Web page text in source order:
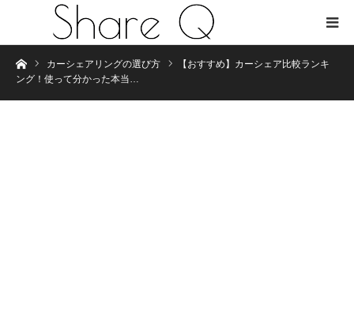
Homeカーシェアリングの選び方
【おすすめ】カーシェア比較ランキ
ング！使って分かった本当…